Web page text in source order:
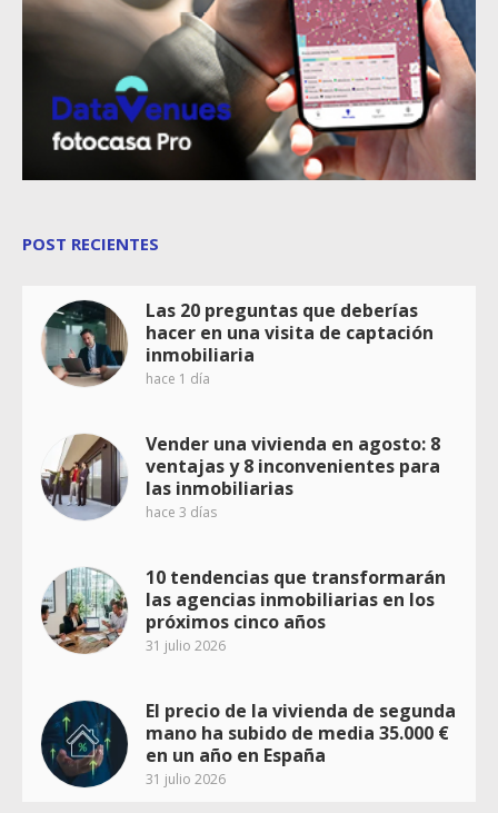
POST RECIENTES
Las 20 preguntas que deberías
hacer en una visita de captación
inmobiliaria
hace 1 día
Vender una vivienda en agosto: 8
ventajas y 8 inconvenientes para
las inmobiliarias
hace 3 días
10 tendencias que transformarán
las agencias inmobiliarias en los
próximos cinco años
31 julio 2026
El precio de la vivienda de segunda
mano ha subido de media 35.000 €
en un año en España
31 julio 2026